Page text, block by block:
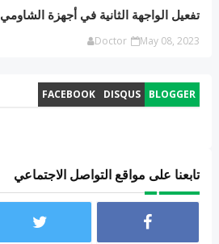
تفعيل الواجهة الثانية في أجهزة الشاومي
Doctor May 08, 2023
BLOGGER
DISQUS
FACEBOOK
تابعنا على مواقع التواصل الاجتماعي